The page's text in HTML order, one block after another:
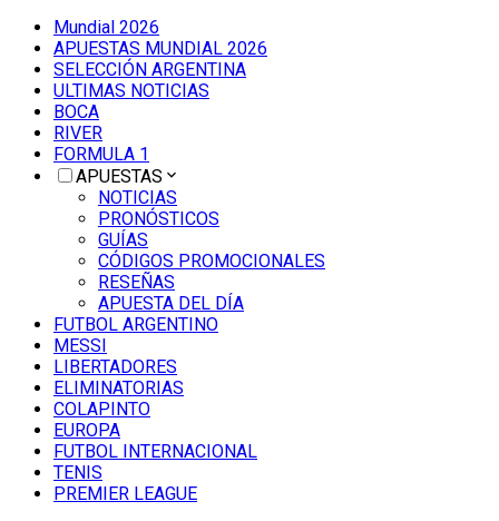
Mundial 2026
APUESTAS MUNDIAL 2026
SELECCIÓN ARGENTINA
ULTIMAS NOTICIAS
BOCA
RIVER
FORMULA 1
APUESTAS
NOTICIAS
PRONÓSTICOS
GUÍAS
CÓDIGOS PROMOCIONALES
RESEÑAS
APUESTA DEL DÍA
FUTBOL ARGENTINO
MESSI
LIBERTADORES
ELIMINATORIAS
COLAPINTO
EUROPA
FUTBOL INTERNACIONAL
TENIS
PREMIER LEAGUE